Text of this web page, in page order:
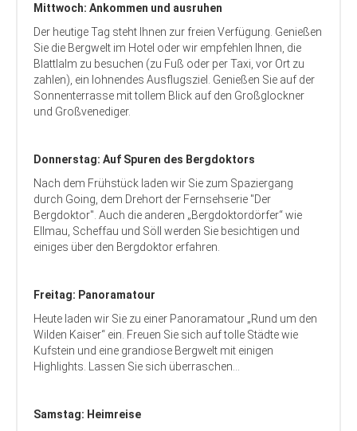
Mittwoch: Ankommen und ausruhen
Der heutige Tag steht Ihnen zur freien Verfügung. Genießen
Sie die Bergwelt im Hotel oder wir empfehlen Ihnen, die
Blattlalm zu besuchen (zu Fuß oder per Taxi, vor Ort zu
zahlen), ein lohnendes Ausflugsziel. Genießen Sie auf der
Sonnenterrasse mit tollem Blick auf den Großglockner
und Großvenediger.
Donnerstag: Auf Spuren des Bergdoktors
Nach dem Frühstück laden wir Sie zum Spaziergang
durch Going, dem Drehort der Fernsehserie "Der
Bergdoktor". Auch die anderen „Bergdoktordörfer“ wie
Ellmau, Scheffau und Söll werden Sie besichtigen und
einiges über den Bergdoktor erfahren.
Freitag: Panoramatour
Heute laden wir Sie zu einer Panoramatour „Rund um den
Wilden Kaiser“ ein. Freuen Sie sich auf tolle Städte wie
Kufstein und eine grandiose Bergwelt mit einigen
Highlights. Lassen Sie sich überraschen…
Samstag: Heimreise